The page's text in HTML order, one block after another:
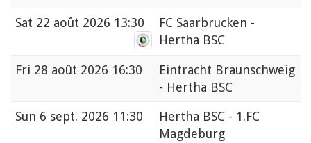
Sat 22 août 2026 13:30
FC Saarbrucken -
Hertha BSC
Fri 28 août 2026 16:30
Eintracht Braunschweig
- Hertha BSC
Sun 6 sept. 2026 11:30
Hertha BSC - 1.FC
Magdeburg